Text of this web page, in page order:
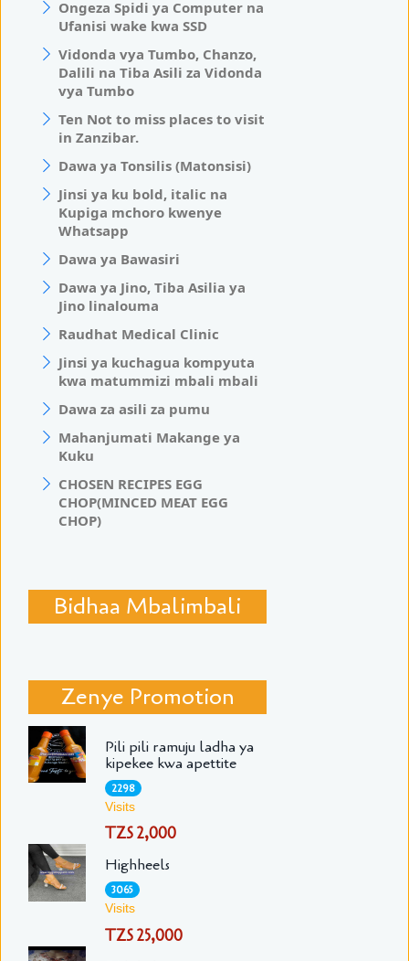
Ongeza Spidi ya Computer na
Ufanisi wake kwa SSD
Vidonda vya Tumbo, Chanzo,
Dalili na Tiba Asili za Vidonda
vya Tumbo
Ten Not to miss places to visit
in Zanzibar.
Dawa ya Tonsilis (Matonsisi)
Jinsi ya ku bold, italic na
Kupiga mchoro kwenye
Whatsapp
Dawa ya Bawasiri
Dawa ya Jino, Tiba Asilia ya
Jino linalouma
Raudhat Medical Clinic
Jinsi ya kuchagua kompyuta
kwa matummizi mbali mbali
Dawa za asili za pumu
Mahanjumati Makange ya
Kuku
CHOSEN RECIPES EGG
CHOP(MINCED MEAT EGG
CHOP)
Bidhaa Mbalimbali
Zenye Promotion
Pili pili ramuju ladha ya
kipekee kwa apettite
2298
Visits
TZS 2,000
Highheels
3065
Visits
TZS 25,000